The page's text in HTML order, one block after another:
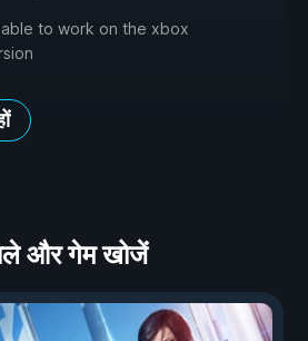
to work on the xbox
और गेम खोजें